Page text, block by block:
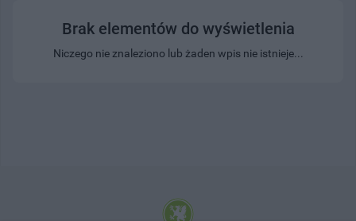
Brak elementów do wyświetlenia
Niczego nie znaleziono lub żaden wpis nie istnieje...